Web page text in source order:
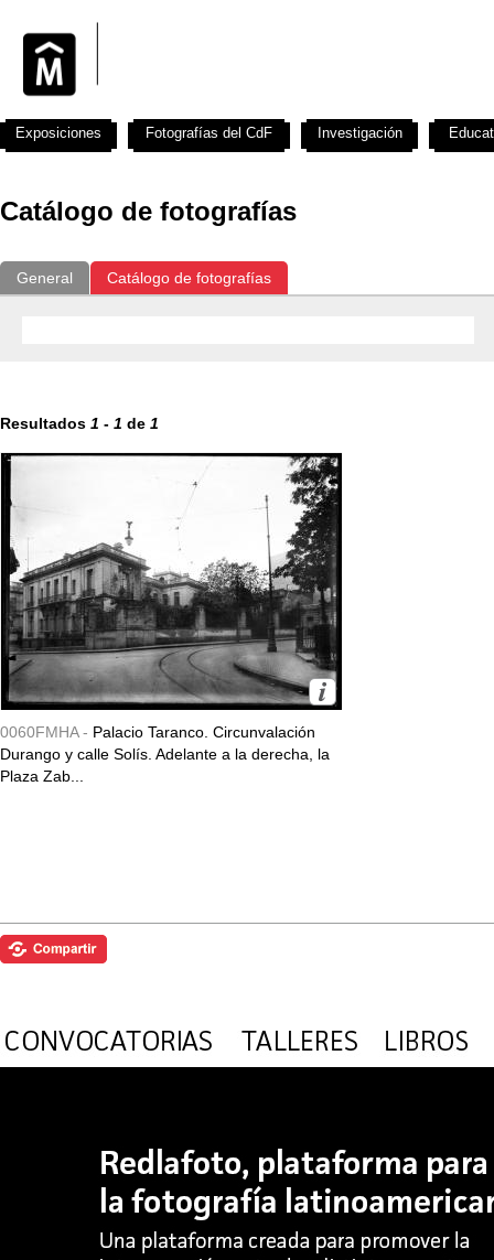
Catálogo de fotografías
General Catálogo de fotografías
Resultados 1 - 1 de 1
0060FMHA - Palacio Taranco. Circunvalación
Durango y calle Solís. Adelante a la derecha, la
Plaza Zab...
Exposiciones Fotografías del CdF Investigación